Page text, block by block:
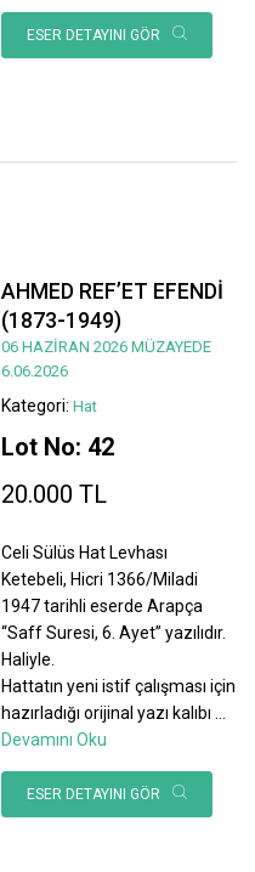
ESER DETAYINI GÖR
AHMED REF’ET EFENDİ
(1873-1949)
06 HAZİRAN 2026 MÜZAYEDE
6.06.2026
Kategori: Hat
Lot No: 42
20.000 TL
Celi Sülüs Hat Levhası
Ketebeli, Hicri 1366/Miladi
1947 tarihli eserde Arapça
“Saff Suresi, 6. Ayet” yazılıdır.
Haliyle.
Hattatın yeni istif çalışması için
hazırladığı orijinal yazı kalıbı
Devamını Oku
ESER DETAYINI GÖR